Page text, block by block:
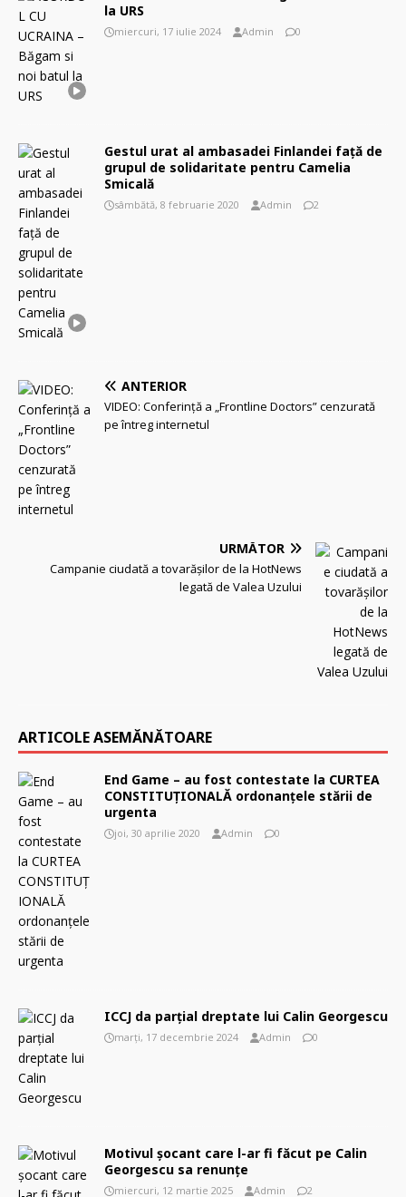
la URS
miercuri, 17 iulie 2024 Admin 0
Gestul urat al ambasadei Finlandei față de
grupul de solidaritate pentru Camelia
Smicală
sâmbătă, 8 februarie 2020 Admin 2
ANTERIOR
VIDEO: Conferință a „Frontline Doctors” cenzurată
pe întreg internetul
URMĂTOR
Campanie ciudată a tovarăşilor de la HotNews
legată de Valea Uzului
ARTICOLE ASEMĂNĂTOARE
End Game – au fost contestate la CURTEA
CONSTITUŢIONALĂ ordonanțele stării de
urgenta
joi, 30 aprilie 2020 Admin 0
ICCJ da parțial dreptate lui Calin Georgescu
marți, 17 decembrie 2024 Admin 0
Motivul șocant care l-ar fi făcut pe Calin
Georgescu sa renunțe
miercuri, 12 martie 2025 Admin 2